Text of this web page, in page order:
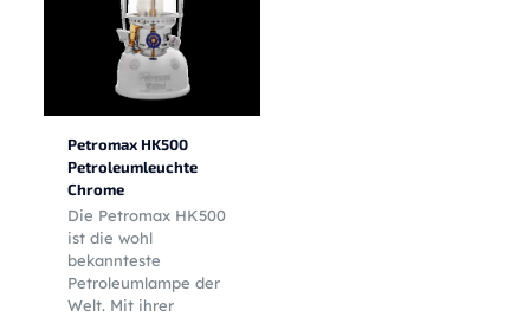
Petromax HK500
Petroleumleuchte
Chrome
Die Petromax HK500
ist die wohl
bekannteste
Petroleumlampe der
Welt. Mit ihrer